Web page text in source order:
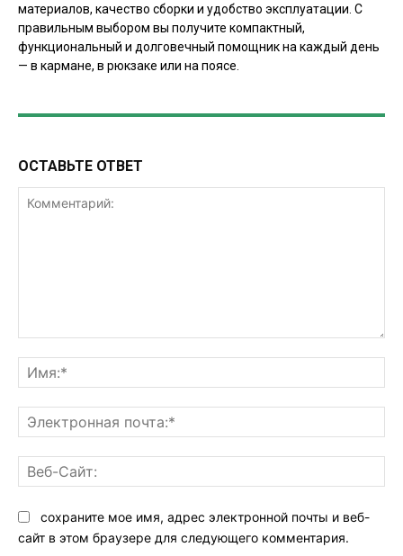
материалов, качество сборки и удобство эксплуатации. С
правильным выбором вы получите компактный,
функциональный и долговечный помощник на каждый день
— в кармане, в рюкзаке или на поясе.
ОСТАВЬТЕ ОТВЕТ
сохраните мое имя, адрес электронной почты и веб-
сайт в этом браузере для следующего комментария.